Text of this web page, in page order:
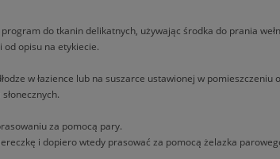
do tkanin delikatnych, używając środka do prania
od opisu na etykiecie.
w łazience lub na suszarce ustawionej w pomieszczeniu
za pomocą pary.
i dopiero wtedy prasować za pomocą żelazka